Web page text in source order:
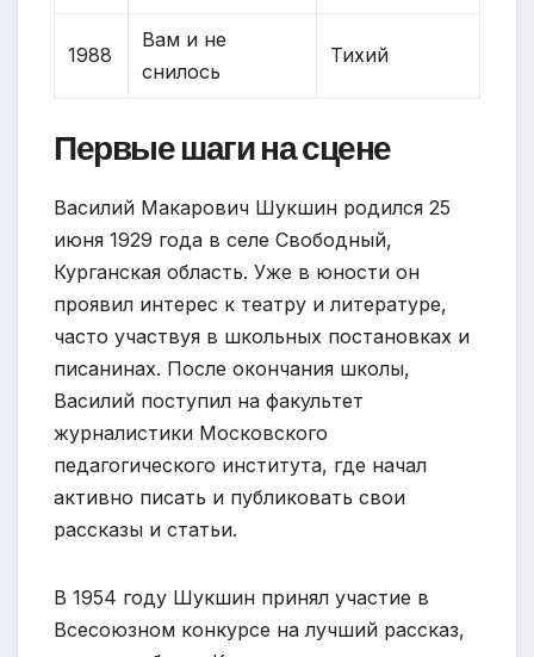
1988
Вам и не
снилось
Тихий
Первые шаги на сцене
Василий Макарович Шукшин родился 25
июня 1929 года в селе Свободный,
Курганская область. Уже в юности он
проявил интерес к театру и литературе,
часто участвуя в школьных постановках и
писанинах. После окончания школы,
Василий поступил на факультет
журналистики Московского
педагогического института, где начал
активно писать и публиковать свои
рассказы и статьи.
В 1954 году Шукшин принял участие в
Всесоюзном конкурсе на лучший рассказ,